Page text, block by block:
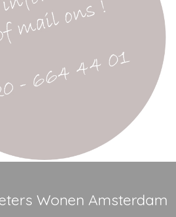
Wonen Amsterdam